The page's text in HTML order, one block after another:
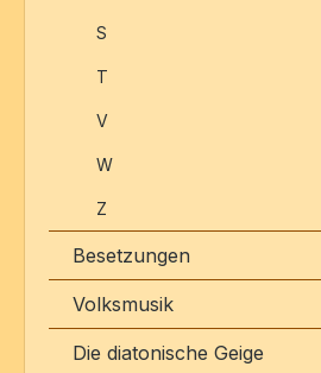
S
T
V
W
Z
Besetzungen
Volksmusik
Die diatonische Geige